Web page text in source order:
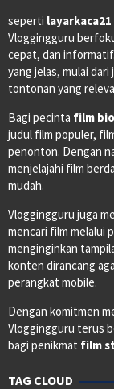
seperti
Vloggingguru
cepat, dan
yang jelas, mulai
tontonan yang
Bagi pecinta film
judul film populer,
penonton. Dengan
menjelajahi film
mudah.
Vloggingguru juga
mencari film melalui
menginginkan
konten dirancang
perangkat mobile.
Dengan komitmen
Vloggingguru terus
bagi penikmat film
TAG CLOUD